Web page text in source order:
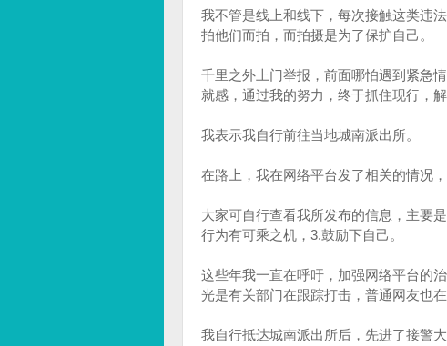
我不管是线上和线下，每次接触这类违
拍他们而拍，而拍摄是为了保护自己。
千里之外上门举报，前面哪怕遇到紧急
就感，通过我的努力，终于抓住现行，
我表示我自行前往当地城南派出所。
在路上，我在网络平台发了相关的情况
大家可自行查看我所发布的信息，主要
行为有可乘之机，3.鼓励下自己。
这些年我一直在呼吁，加强网络平台的
光是有关部门在跟踪打击，普通网友也
我自行抵达城南派出所后，先进了接警